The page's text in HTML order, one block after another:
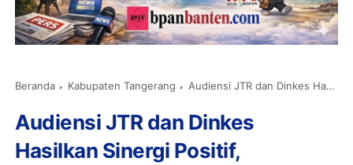
Beranda Kabupaten Tangerang Audiensi JTR dan Dinkes Hasilkan Sinergi Positif, Masyarakat Diharapkan Lebih Cerdas dalam Memilih Informasi Kesehatan
Audiensi JTR dan Dinkes
Hasilkan Sinergi Positif,